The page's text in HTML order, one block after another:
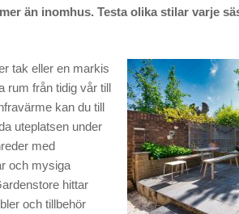
än inomhus. Testa olika stilar varje
tak eller en markis
rum från tidig vår till
kan du till
uteplatsen under
med
och mysiga
hittar
och tillbehör